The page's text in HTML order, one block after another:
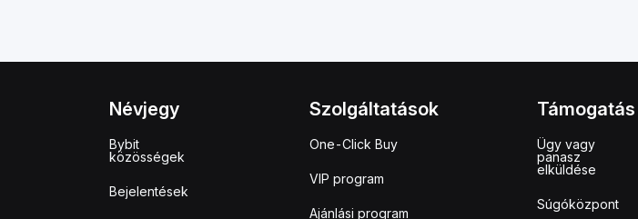
Névjegy
Bybit
közösségek
Bejelentések
Szolgáltatások
One-Click Buy
VIP program
Ajánlási program
Támogatás
Ügy vagy
panasz
elküldése
Súgóközpont